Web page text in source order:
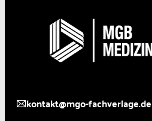
kontakt@mgo-fachverlage.de